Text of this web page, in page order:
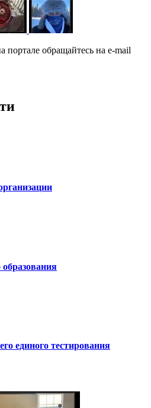
обращайтесь на e-mail
образования
единого тестирования